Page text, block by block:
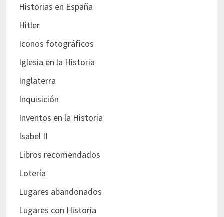
Historias en España
Hitler
Iconos fotográficos
Iglesia en la Historia
Inglaterra
Inquisición
Inventos en la Historia
Isabel II
Libros recomendados
Lotería
Lugares abandonados
Lugares con Historia